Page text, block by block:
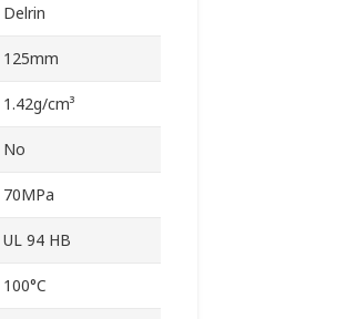
Delrin
125mm
1.42g/cm³
No
70MPa
UL 94 HB
100°C